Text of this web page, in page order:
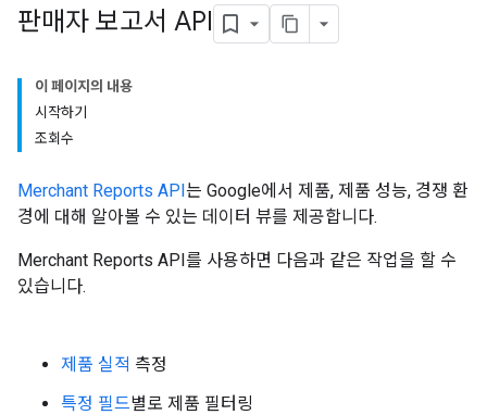
판매자 보고서 API
이 페이지의 내용
시작하기
조회수
Merchant Reports API는 Google에서 제품, 제품 성능, 경쟁 환
경에 대해 알아볼 수 있는 데이터 뷰를 제공합니다.
Merchant Reports API를 사용하면 다음과 같은 작업을 할 수
있습니다.
제품 실적 측정
특정 필드별로 제품 필터링